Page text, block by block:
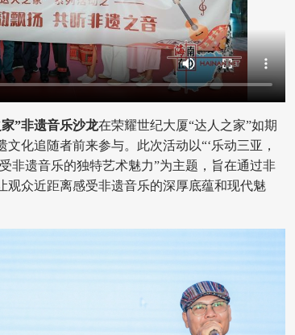
”非遗音乐沙龙在荣耀世纪大厦“达人之家”如期
化追随者前来参与。此次活动以“‘乐动三亚，
遗音乐的独特艺术魅力”为主题，旨在通过非
观众近距离感受非遗音乐的深厚底蕴和现代魅